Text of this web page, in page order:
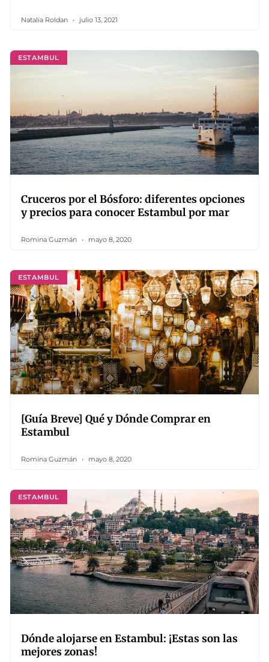
Natalia Roldan julio 13, 2021
ESTAMBUL
Cruceros por el Bósforo: diferentes opciones
y precios para conocer Estambul por mar
Romina Guzmán mayo 8, 2020
ESTAMBUL
[Guía Breve] Qué y Dónde Comprar en
Estambul
Romina Guzmán mayo 8, 2020
ESTAMBUL
Dónde alojarse en Estambul: ¡Estas son las
mejores zonas!